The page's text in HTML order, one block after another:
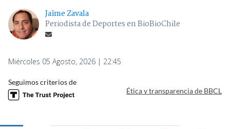
Jaime Zavala
Periodista de Deportes en BioBioChile
Miércoles 05 Agosto, 2026 | 22:45
Seguimos criterios de
Ética y transparencia de BBCL